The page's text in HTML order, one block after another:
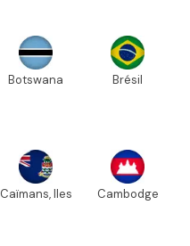
Botswana Brésil
Caïmans, Iles Cambodge